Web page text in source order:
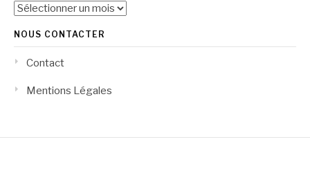
Archives
NOUS CONTACTER
Contact
Mentions Légales